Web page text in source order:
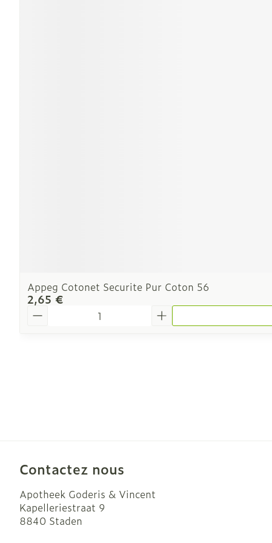
Appeg Cotonet Securite Pur Coton 56
2,65 €
Contactez nous
Apotheek Goderis & Vincent
Kapelleriestraat 9
8840 Staden